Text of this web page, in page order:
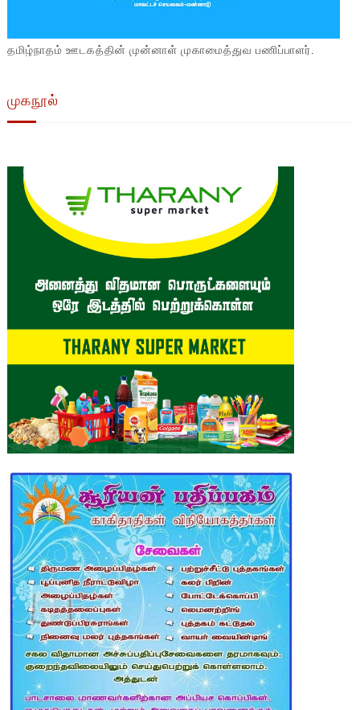
தமிழ்நாதம் ஊடகத்தின் முன்னாள் முகாமைத்துவ பணிப்பாளர்.
முகநூல்